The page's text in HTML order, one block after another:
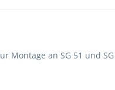
Montage an SG 51 und